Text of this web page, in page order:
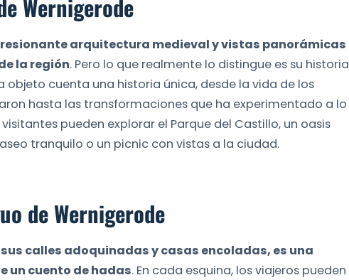
Wernigerode
arquitectura medieval y vistas panorámicas
la región. Pero lo que realmente lo distingue es su historia
objeto cuenta una historia única, desde la vida de los
hasta las transformaciones que ha experimentado a lo
pueden explorar el Parque del Castillo, un oasis
tranquilo o un picnic con vistas a la ciudad.
de Wernigerode
calles adoquinadas y casas encoladas, es una
un cuento de hadas. En cada esquina, los viajeros pueden